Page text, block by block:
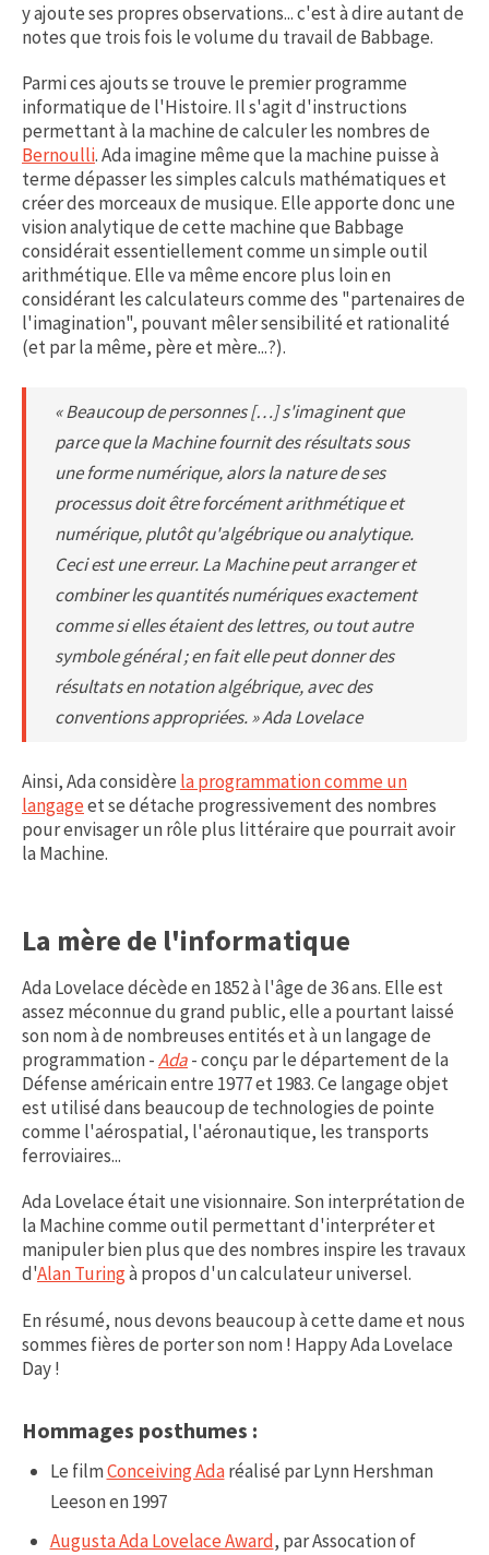
y ajoute ses propres observations... c'est à dire autant de
notes que trois fois le volume du travail de Babbage.
Parmi ces ajouts se trouve le premier programme
informatique de l'Histoire. Il s'agit d'instructions
permettant à la machine de calculer les nombres de
Bernoulli. Ada imagine même que la machine puisse à
terme dépasser les simples calculs mathématiques et
créer des morceaux de musique. Elle apporte donc une
vision analytique de cette machine que Babbage
considérait essentiellement comme un simple outil
arithmétique. Elle va même encore plus loin en
considérant les calculateurs comme des "partenaires de
l'imagination", pouvant mêler sensibilité et rationalité
(et par la même, père et mère...?).
« Beaucoup de personnes […] s'imaginent que
parce que la Machine fournit des résultats sous
une forme numérique, alors la nature de ses
processus doit être forcément arithmétique et
numérique, plutôt qu'algébrique ou analytique.
Ceci est une erreur. La Machine peut arranger et
combiner les quantités numériques exactement
comme si elles étaient des lettres, ou tout autre
symbole général ; en fait elle peut donner des
résultats en notation algébrique, avec des
conventions appropriées. » Ada Lovelace
Ainsi, Ada considère la programmation comme un
langageet se détache progressivement des nombres
pour envisager un rôle plus littéraire que pourrait avoir
la Machine.
La mère de l'informatique
Ada Lovelace décède en 1852 à l'âge de 36 ans. Elle est
assez méconnue du grand public, elle a pourtant laissé
son nom à de nombreuses entités et à un langage de
programmation -Ada- conçu par le département de la
Défense américain entre 1977 et 1983. Ce langage objet
est utilisé dans beaucoup de technologies de pointe
comme l'aérospatial, l'aéronautique, les transports
ferroviaires...
Ada Lovelace était une visionnaire. Son interprétation de
la Machine comme outil permettant d'interpréter et
manipuler bien plus que des nombres inspire les travaux
d'Alan Turingà propos d'un calculateur universel.
En résumé, nous devons beaucoup à cette dame et nous
sommes fières de porter son nom ! Happy Ada Lovelace
Day !
Hommages posthumes :
Le filmConceiving Adaréalisé par Lynn Hershman
Leeson en 1997
Augusta Ada Lovelace Award, par Assocation of